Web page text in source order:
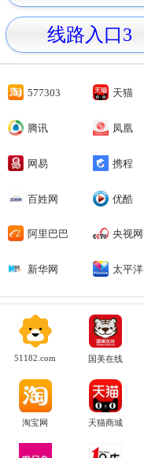
线路入口3
577303 天猫
腾讯 凤凰
网易 携程
百姓网 优酷
阿里巴巴 央视网
新华网 太平洋
51182.com 国美在线
淘宝网 天猫商城